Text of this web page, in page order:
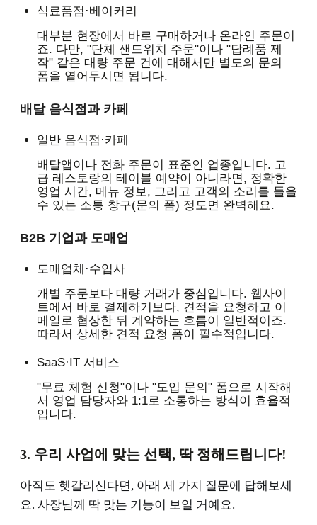
식료품점·베이커리
대부분 현장에서 바로 구매하거나 온라인 주문이
죠. 다만, "단체 샌드위치 주문"이나 "답례품 제
작" 같은 대량 주문 건에 대해서만 별도의 문의
폼을 열어두시면 됩니다.
배달 음식점과 카페
일반 음식점·카페
배달앱이나 전화 주문이 표준인 업종입니다. 고
급 레스토랑의 테이블 예약이 아니라면, 정확한
영업 시간, 메뉴 정보, 그리고 고객의 소리를 들을
수 있는 소통 창구(문의 폼) 정도면 완벽해요.
B2B 기업과 도매업
도매업체·수입사
개별 주문보다 대량 거래가 중심입니다. 웹사이
트에서 바로 결제하기보다, 견적을 요청하고 이
메일로 협상한 뒤 계약하는 흐름이 일반적이죠.
따라서 상세한 견적 요청 폼이 필수적입니다.
SaaS·IT 서비스
"무료 체험 신청"이나 "도입 문의" 폼으로 시작해
서 영업 담당자와 1:1로 소통하는 방식이 효율적
입니다.
3. 우리 사업에 맞는 선택, 딱 정해드립니다!
아직도 헷갈리신다면, 아래 세 가지 질문에 답해보세
요. 사장님께 딱 맞는 기능이 보일 거예요.